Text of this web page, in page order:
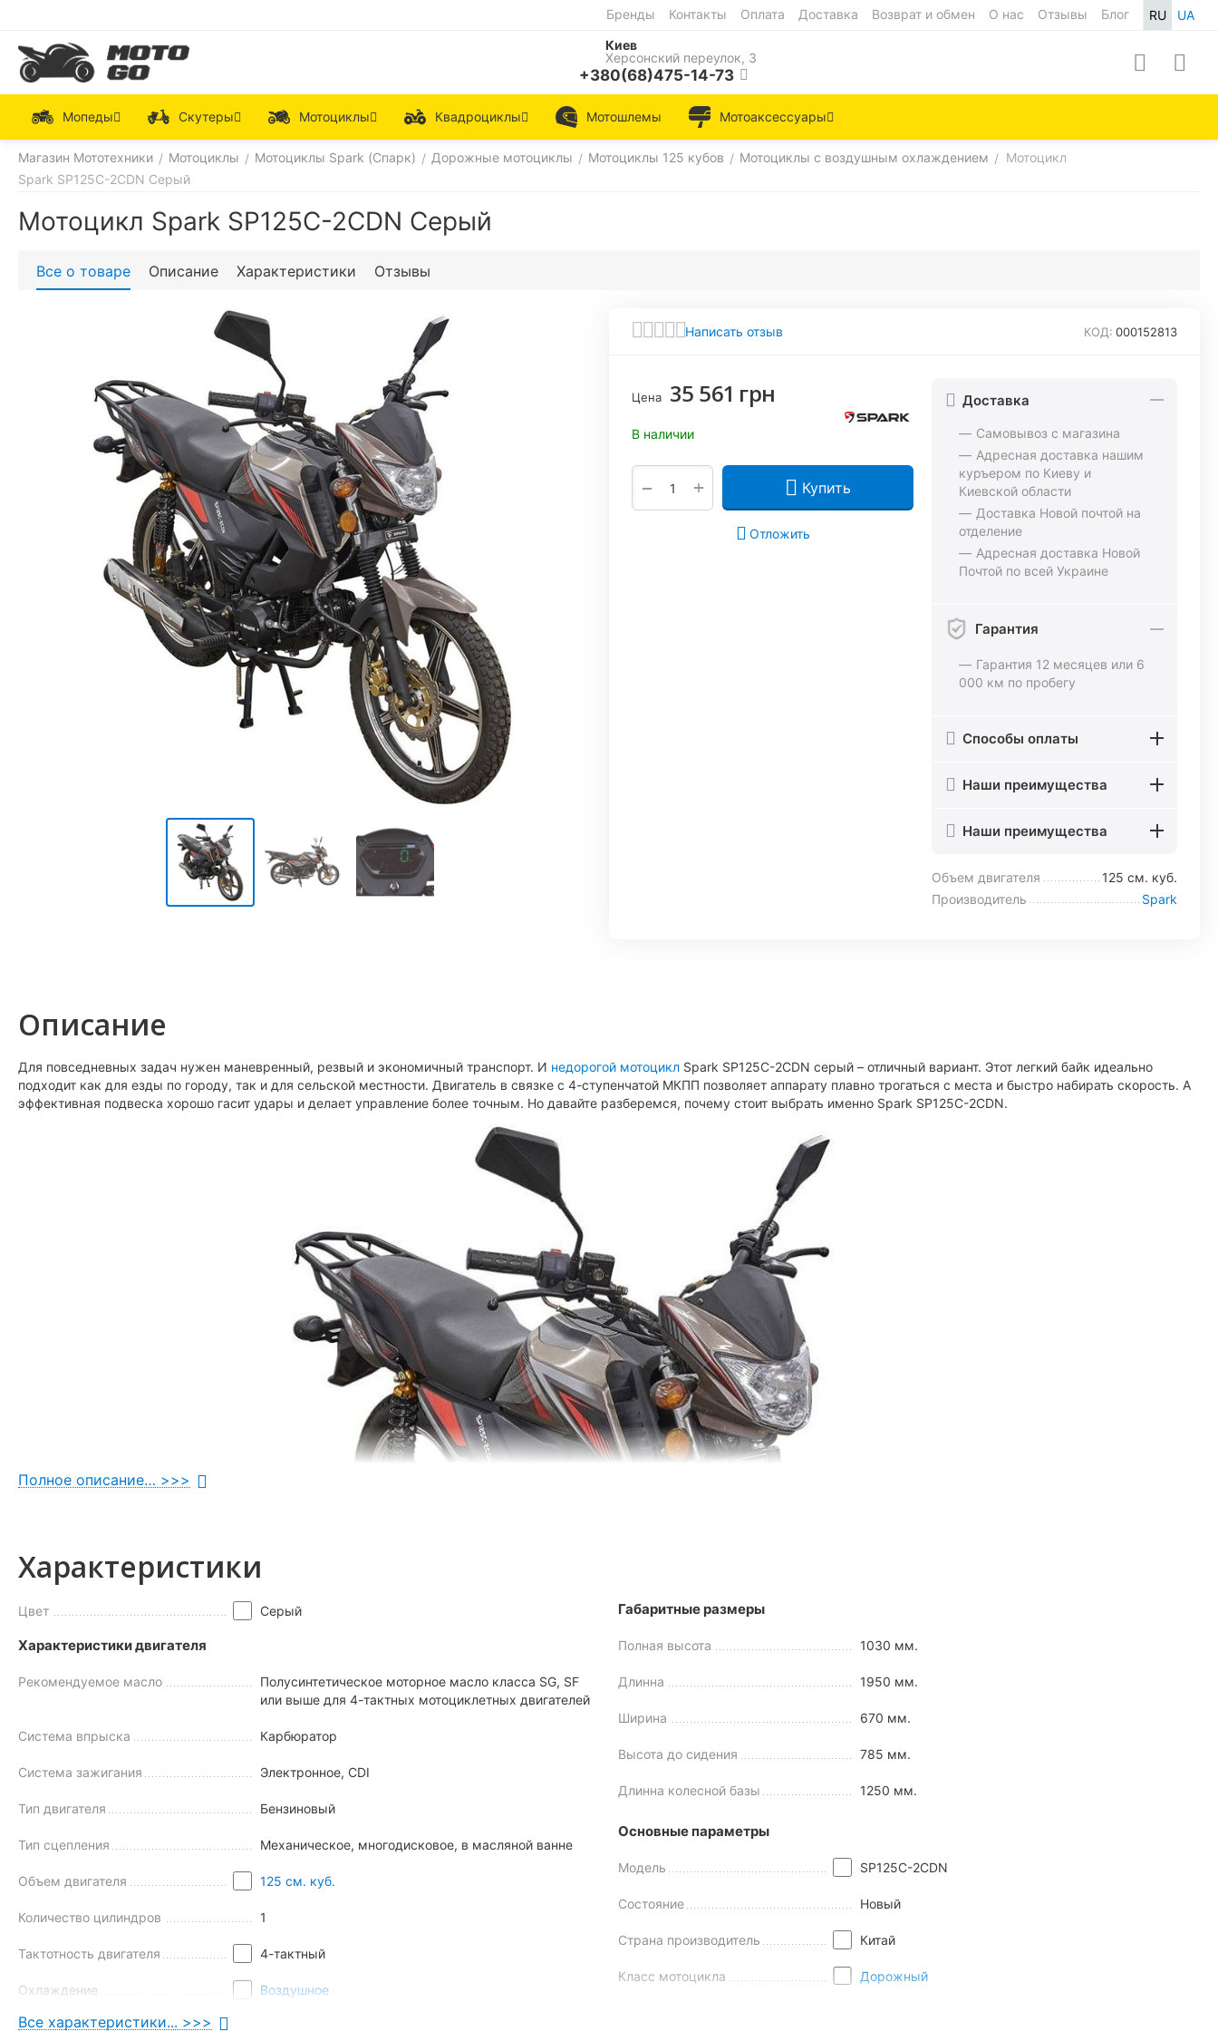
RU UA
Бренды Контакты Оплата Доставка Возврат и обмен О нас Отзывы
Блог
Киев
Херсонский переулок, 3
+380(68)475-14-73
Мопеды Скутеры Мотоциклы Квадроциклы Мотошлемы Мотоаксессуары
Магазин Мототехники / Мотоциклы / Мотоциклы Spark (Спарк) / Дорожные мотоциклы / Мотоциклы 125 кубов / Мотоциклы с воздушным охлаждением / Мотоцикл
Spark SP125C-2CDN Серый
Мотоцикл Spark SP125C-2CDN Серый
Все о товаре Описание Характеристики Отзывы
Написать отзыв КОД: 000152813
Цена 35 561 грн
В наличии
+
− Купить
Отложить
Доставка
Самовывоз с магазина
Адресная доставка нашим
куръером по Киеву и
Киевской области
Доставка Новой почтой на
отделение
Адресная доставка Новой
Почтой по всей Украине
Гарантия
Гарантия 12 месяцев или 6
000 км по пробегу
Способы оплаты
Наши преимущества
Наши преимущества
Объем двигателя
125 см. куб.
Производитель
Spark
Описание
Для повседневных задач нужен маневренный, резвый и экономичный транспорт. И недорогой мотоцикл Spark SP125C-2CDN серый – отличный вариант. Этот легкий байк идеально
подходит как для езды по городу, так и для сельской местности. Двигатель в связке с 4-ступенчатой МКПП позволяет аппарату плавно трогаться с места и быстро набирать скорость. А
эффективная подвеска хорошо гасит удары и делает управление более точным. Но давайте разберемся, почему стоит выбрать именно Spark SP125C-2CDN.
Техническое оснащение модели
Главное вбюджетном мотоцикле
Spark SP125C-2CDN – проверенный годами двигатель 1P52FMI. Этот 125-кубовый мотор используется во многих двухколесниках бренда и отличается
повышенной надежностью (ресурс более 50 000 км). Из преимуществ силового агрегата можно выделить:
Отличную тягу даже при езде с пассажиром или перевозке грузов.
Минимальный расход топлива (всего 2,1 л на 100 км).
Полное описание… >>>
Характеристики
Цвет Серый
Характеристики двигателя
Рекомендуемое масло
Полусинтетическое моторное масло класса SG, SF
или выше для 4-тактных мотоциклетных двигателей
Система впрыска Карбюратор
Система зажигания Электронное, CDI
Тип двигателя Бензиновый
Тип сцепления Механическое, многодисковое, в масляной ванне
Объем двигателя 125 см. куб.
Количество цилиндров 1
Тактотность двигателя 4-тактный
Охлаждение Воздушное
Тип трансмиссии
Габаритные размеры
Полная высота 1030 мм.
Длинна 1950 мм.
Ширина 670 мм.
Высота до сидения 785 мм.
Длинна колесной базы 1250 мм.
Основные параметры
Модель SP125C-2CDN
Состояние Новый
Страна производитель Китай
Класс мотоцикла Дорожный
Все характеристики... >>>